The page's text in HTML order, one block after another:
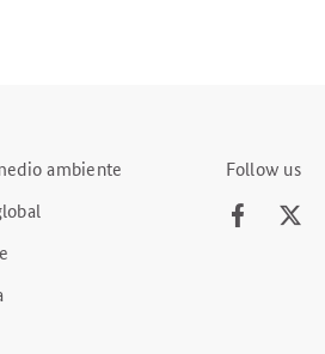
ambiente
Follow us
Facebook